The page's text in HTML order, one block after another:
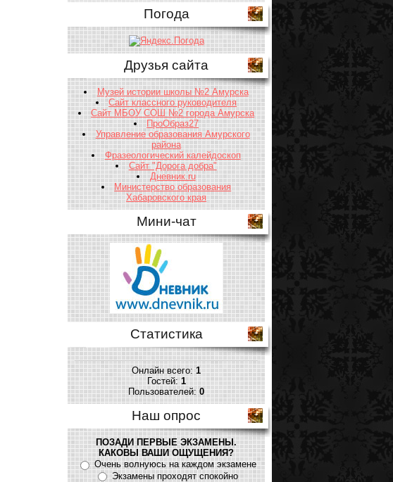
Погода
Друзья сайта
Музей истории школы №2 Амурска
Сайт классного руководителя
Сайт МБОУ СОШ №2 города Амурска
ПроОбраз27
Управление образования Амурского
района
Фразеологический калейдоскоп
Сайт "Дорога добра"
Дневник.ru
Министерство образования
Хабаровского края
Мини-чат
Статистика
Онлайн всего:1
Гостей:1
Пользователей:0
Наш опрос
ПОЗАДИ ПЕРВЫЕ ЭКЗАМЕНЫ.
КАКОВЫ ВАШИ ОЩУЩЕНИЯ?
Очень волнуюсь на каждом экзамене
Экзамены проходят спокойно